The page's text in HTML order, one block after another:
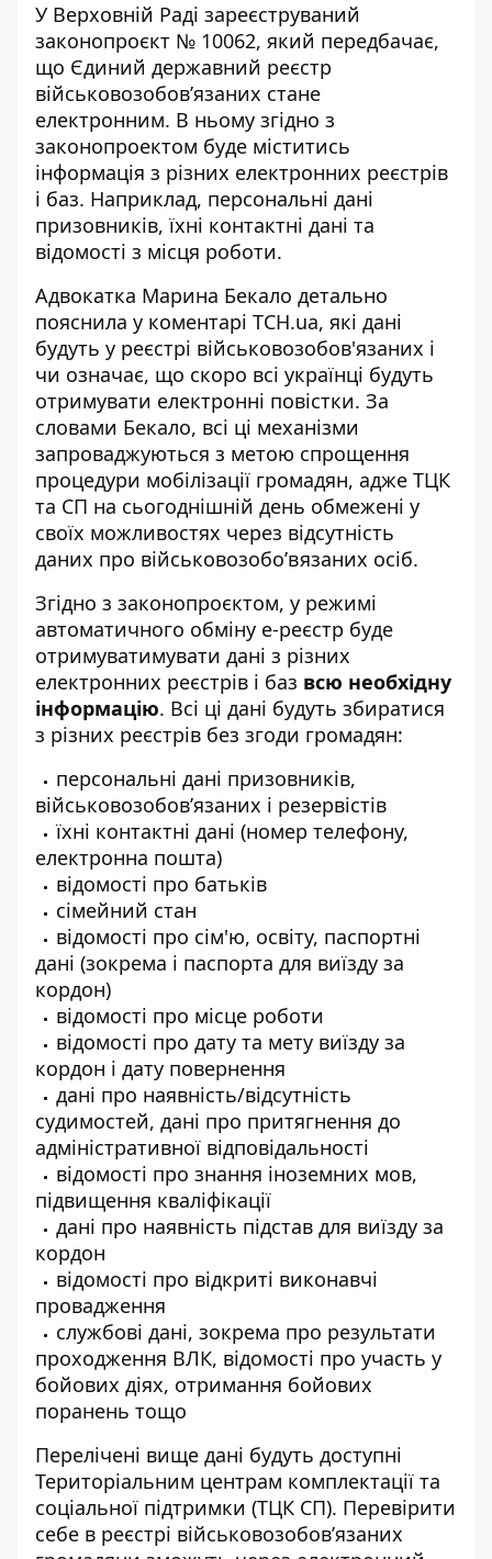
У Верховній Раді зареєструваний
законопроєкт № 10062, який передбачає,
що Єдиний державний реєстр
військовозобов’язаних стане
електронним. В ньому згідно з
законопроектом буде міститись
інформація з різних електронних реєстрів
і баз. Наприклад, персональні дані
призовників, їхні контактні дані та
відомості з місця роботи.
Адвокатка Марина Бекало детально
пояснила у коментарі ТСН.ua, які дані
будуть у реєстрі військовозобов'язаних і
чи означає, що скоро всі українці будуть
отримувати електронні повістки. За
словами Бекало, всі ці механізми
запроваджуються з метою спрощення
процедури мобілізації громадян, адже ТЦК
та СП на сьогоднішній день обмежені у
своїх можливостях через відсутність
даних про військовозобо’вязаних осіб.
Згідно з законопроєктом, у режимі
автоматичного обміну е-реєстр буде
отримуватимувати дані з різних
електронних реєстрів і баз всю необхідну
інформацію. Всі ці дані будуть збиратися
з різних реєстрів без згоди громадян:
персональні дані призовників,
військовозобов’язаних і резервістів
їхні контактні дані (номер телефону,
електронна пошта)
відомості про батьків
сімейний стан
відомості про сім'ю, освіту, паспортні
дані (зокрема і паспорта для виїзду за
кордон)
відомості про місце роботи
відомості про дату та мету виїзду за
кордон і дату повернення
дані про наявність/відсутність
судимостей, дані про притягнення до
адміністративної відповідальності
відомості про знання іноземних мов,
підвищення кваліфікації
дані про наявність підстав для виїзду за
кордон
відомості про відкриті виконавчі
провадження
службові дані, зокрема про результати
проходження ВЛК, відомості про участь у
бойових діях, отримання бойових
поранень тощо
Перелічені вище дані будуть доступні
Територіальним центрам комплектації та
соціальної підтримки (ТЦК СП). Перевірити
себе в реєстрі військовозобов’язаних